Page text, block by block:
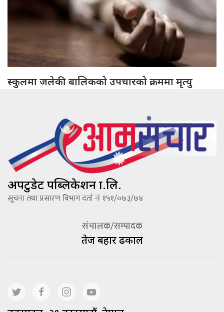
स्कुलमा जलेकी बालिकको उपचारको क्रममा मृत्यु
अपटुडेट पब्लिकेशन प्रा.लि.
सूचना तथा प्रसारण विभाग दर्ता नंः १५१/०७३/७४
संचालक/सम्पादक
तेज बहादूर ढकाल